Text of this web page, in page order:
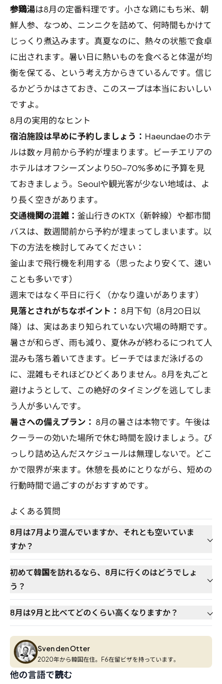
参鶏湯は8月の定番料理です。小さな鶏にもち米、朝
鮮人参、なつめ、ニンニクを詰めて、何時間もかけて
じっくり煮込みます。真夏なのに、熱々の状態で食卓
に出されます。暑い日に熱いものを食べると体温が均
衡を保てる、という考え方からきているんです。信じ
るかどうかはさておき、このスープは本当においしい
ですよ。
8月の実用的なヒント
宿泊施設は早めに予約しましょう： Haeundaeのホテ
ルは数ヶ月前から予約が埋まります。ビーチエリアの
ホテルはオフシーズンより50-70%多めに予算を見
ておきましょう。Seoulや観光客が少ない地域は、よ
り長く空きがあります。
交通機関の混雑： 釜山行きのKTX（新幹線）や都市間
バスは、数週間前から予約が埋まってしまいます。以
下の方法を検討してみてください：
釜山まで飛行機を利用する（思ったより安くて、速い
ことも多いです）
週末ではなく平日に行く（かなり違いがあります）
見落とされがちなポイント： 8月下旬（8月20日以
降）は、実はあまり知られていない穴場の時期です。
暑さが和らぎ、雨も減り、夏休みが終わるにつれて人
混みも落ち着いてきます。ビーチではまだ泳げるの
に、混雑もそれほどひどくありません。8月を丸ごと
避けようとして、この絶好のタイミングを逃してしま
う人が多いんです。
暑さへの備えプラン： 8月の暑さは本物です。午後は
クーラーの効いた場所で休む時間を設けましょう。び
っしり詰め込んだスケジュールは無理しないで。どこ
かで限界が来ます。休憩を長めにとりながら、短めの
行動時間で過ごすのがおすすめです。
よくある質問
8月は7月より混んでいますか、それとも空いていま
すか？
初めて韓国を訪れるなら、8月に行くのはどうでしょ
う？
8月は9月と比べてどのくらい高くなりますか？
Sven den Otter
Sven den Otter
2020年から韓国在住。F6在留ビザを持っています。
他の言語で読む